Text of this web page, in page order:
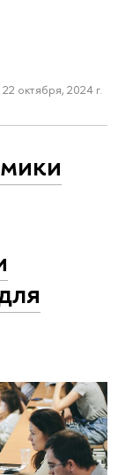
22 октября, 2024 г.